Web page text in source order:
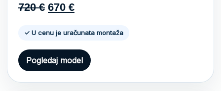
720€ Original
720 €.
670 €Current
670 €.
✓ U cenu je uračunata montaža
Pogledaj model